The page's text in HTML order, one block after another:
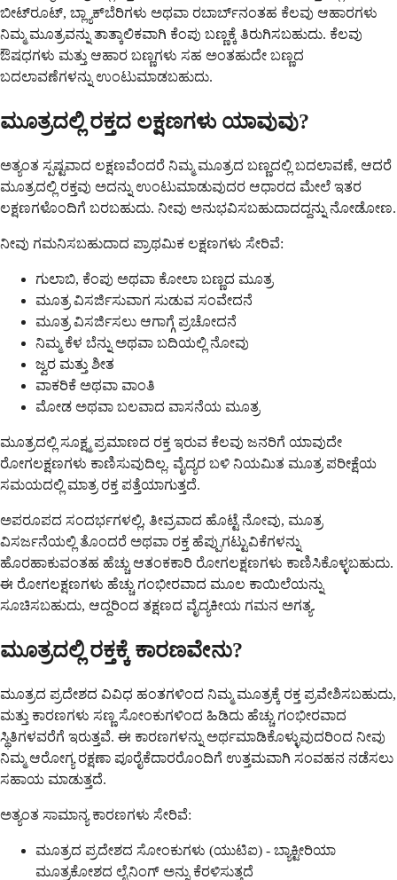
ಬೀಟ್‌ರೂಟ್, ಬ್ಲ್ಯಾಕ್‌ಬೆರಿಗಳು ಅಥವಾ ರಬಾರ್ಬ್‌ನಂತಹ ಕೆಲವು ಆಹಾರಗಳು
ನಿಮ್ಮ ಮೂತ್ರವನ್ನು ತಾತ್ಕಾಲಿಕವಾಗಿ ಕೆಂಪು ಬಣ್ಣಕ್ಕೆ ತಿರುಗಿಸಬಹುದು. ಕೆಲವು
ಔಷಧಗಳು ಮತ್ತು ಆಹಾರ ಬಣ್ಣಗಳು ಸಹ ಅಂತಹುದೇ ಬಣ್ಣದ
ಬದಲಾವಣೆಗಳನ್ನು ಉಂಟುಮಾಡಬಹುದು.
ಮೂತ್ರದಲ್ಲಿ ರಕ್ತದ ಲಕ್ಷಣಗಳು ಯಾವುವು?
ಅತ್ಯಂತ ಸ್ಪಷ್ಟವಾದ ಲಕ್ಷಣವೆಂದರೆ ನಿಮ್ಮ ಮೂತ್ರದ ಬಣ್ಣದಲ್ಲಿ ಬದಲಾವಣೆ, ಆದರೆ
ಮೂತ್ರದಲ್ಲಿ ರಕ್ತವು ಅದನ್ನು ಉಂಟುಮಾಡುವುದರ ಆಧಾರದ ಮೇಲೆ ಇತರ
ಲಕ್ಷಣಗಳೊಂದಿಗೆ ಬರಬಹುದು. ನೀವು ಅನುಭವಿಸಬಹುದಾದದ್ದನ್ನು ನೋಡೋಣ.
ನೀವು ಗಮನಿಸಬಹುದಾದ ಪ್ರಾಥಮಿಕ ಲಕ್ಷಣಗಳು ಸೇರಿವೆ:
ಗುಲಾಬಿ, ಕೆಂಪು ಅಥವಾ ಕೋಲಾ ಬಣ್ಣದ ಮೂತ್ರ
ಮೂತ್ರ ವಿಸರ್ಜಿಸುವಾಗ ಸುಡುವ ಸಂವೇದನೆ
ಮೂತ್ರ ವಿಸರ್ಜಿಸಲು ಆಗಾಗ್ಗೆ ಪ್ರಚೋದನೆ
ನಿಮ್ಮ ಕೆಳ ಬೆನ್ನು ಅಥವಾ ಬದಿಯಲ್ಲಿ ನೋವು
ಜ್ವರ ಮತ್ತು ಶೀತ
ವಾಕರಿಕೆ ಅಥವಾ ವಾಂತಿ
ಮೋಡ ಅಥವಾ ಬಲವಾದ ವಾಸನೆಯ ಮೂತ್ರ
ಮೂತ್ರದಲ್ಲಿ ಸೂಕ್ಷ್ಮ ಪ್ರಮಾಣದ ರಕ್ತ ಇರುವ ಕೆಲವು ಜನರಿಗೆ ಯಾವುದೇ
ರೋಗಲಕ್ಷಣಗಳು ಕಾಣಿಸುವುದಿಲ್ಲ. ವೈದ್ಯರ ಬಳಿ ನಿಯಮಿತ ಮೂತ್ರ ಪರೀಕ್ಷೆಯ
ಸಮಯದಲ್ಲಿ ಮಾತ್ರ ರಕ್ತ ಪತ್ತೆಯಾಗುತ್ತದೆ.
ಅಪರೂಪದ ಸಂದರ್ಭಗಳಲ್ಲಿ, ತೀವ್ರವಾದ ಹೊಟ್ಟೆ ನೋವು, ಮೂತ್ರ
ವಿಸರ್ಜನೆಯಲ್ಲಿ ತೊಂದರೆ ಅಥವಾ ರಕ್ತ ಹೆಪ್ಪುಗಟ್ಟುವಿಕೆಗಳನ್ನು
ಹೊರಹಾಕುವಂತಹ ಹೆಚ್ಚು ಆತಂಕಕಾರಿ ರೋಗಲಕ್ಷಣಗಳು ಕಾಣಿಸಿಕೊಳ್ಳಬಹುದು.
ಈ ರೋಗಲಕ್ಷಣಗಳು ಹೆಚ್ಚು ಗಂಭೀರವಾದ ಮೂಲ ಕಾಯಿಲೆಯನ್ನು
ಸೂಚಿಸಬಹುದು, ಆದ್ದರಿಂದ ತಕ್ಷಣದ ವೈದ್ಯಕೀಯ ಗಮನ ಅಗತ್ಯ.
ಮೂತ್ರದಲ್ಲಿ ರಕ್ತಕ್ಕೆ ಕಾರಣವೇನು?
ಮೂತ್ರದ ಪ್ರದೇಶದ ವಿವಿಧ ಹಂತಗಳಿಂದ ನಿಮ್ಮ ಮೂತ್ರಕ್ಕೆ ರಕ್ತ ಪ್ರವೇಶಿಸಬಹುದು,
ಮತ್ತು ಕಾರಣಗಳು ಸಣ್ಣ ಸೋಂಕುಗಳಿಂದ ಹಿಡಿದು ಹೆಚ್ಚು ಗಂಭೀರವಾದ
ಸ್ಥಿತಿಗಳವರೆಗೆ ಇರುತ್ತವೆ. ಈ ಕಾರಣಗಳನ್ನು ಅರ್ಥಮಾಡಿಕೊಳ್ಳುವುದರಿಂದ ನೀವು
ನಿಮ್ಮ ಆರೋಗ್ಯ ರಕ್ಷಣಾ ಪೂರೈಕೆದಾರರೊಂದಿಗೆ ಉತ್ತಮವಾಗಿ ಸಂವಹನ ನಡೆಸಲು
ಸಹಾಯ ಮಾಡುತ್ತದೆ.
ಅತ್ಯಂತ ಸಾಮಾನ್ಯ ಕಾರಣಗಳು ಸೇರಿವೆ:
ಮೂತ್ರದ ಪ್ರದೇಶದ ಸೋಂಕುಗಳು (ಯುಟಿಐ) - ಬ್ಯಾಕ್ಟೀರಿಯಾ
ಮೂತ್ರಕೋಶದ ಲೈನಿಂಗ್ ಅನ್ನು ಕೆರಳಿಸುತ್ತದೆ